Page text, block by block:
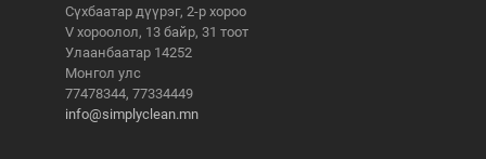
Сүхбаатар дүүрэг, 2-р хороо
V хороолол, 13 байр, 31 тоот
Улаанбаатар 14252
Монгол улс
77478344, 77334449
info@simplyclean.mn